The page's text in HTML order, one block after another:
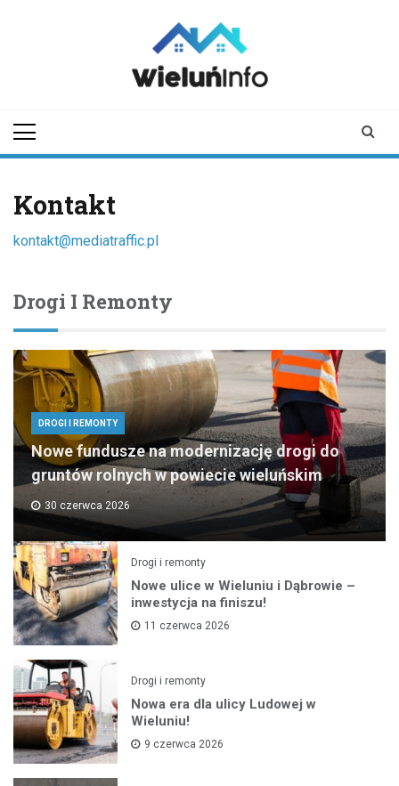
Kontakt
kontakt@mediatraffic.pl
Drogi I Remonty
DROGI I REMONTY
Nowe fundusze na modernizację drogi do
gruntów rolnych w powiecie wieluńskim
30 czerwca 2026
Drogi i remonty
Nowe ulice w Wieluniu i Dąbrowie –
inwestycja na finiszu!
11 czerwca 2026
Drogi i remonty
Nowa era dla ulicy Ludowej w
Wieluniu!
9 czerwca 2026